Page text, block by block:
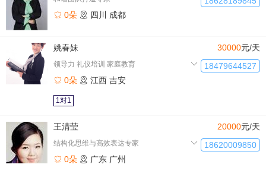
0朵 四川 成都
姚春妹
领导力 礼仪培训 家庭教育
0朵 江西 吉安
30000元/天
18479644527
1对1
王清莹
结构化思维与高效表达专家
0朵 广东 广州
20000元/天
18620009850